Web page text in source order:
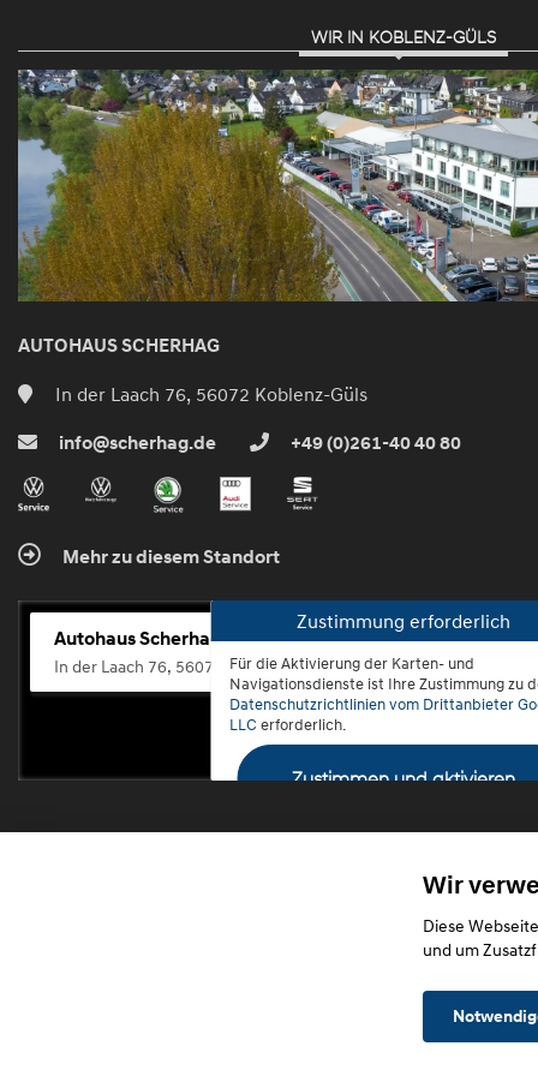
WIR IN KOBLENZ-GÜLS
AUTOHAUS SCHERHAG
In der Laach 76, 56072 Koblenz-Güls
info@scherhag.de +49 (0)261-40 40 80
Mehr zu diesem Standort
Autohaus Scherhag
In der Laach 76, 56072 Koblenz-Güls
Zustimmung erforderlich
Für die Aktivierung der Karten- und
Navigationsdienste ist Ihre Zustimmung zu
Datenschutzrichtlinien vom Drittanbieter
LLC erforderlich.
Zustimmen und aktivieren
Startseite
Wir
Diese
und um